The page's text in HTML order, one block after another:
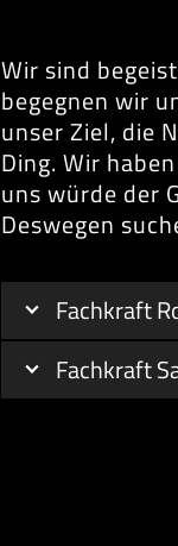
Wir sind
begegnen wir
unser Ziel, die
Ding. Wir
uns würde der
Deswegen
Fachkraft
Fachkraft